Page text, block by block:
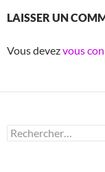
LAISSER UN
Vous devezvous
Rechercher :